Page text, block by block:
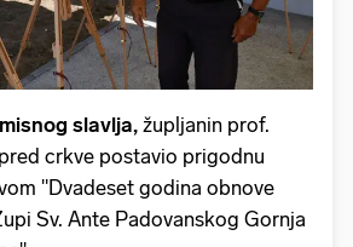
slavlja,župljanin prof.
crkve postavio prigodnu
"Dvadeset godina obnove
Sv. Ante Padovanskog Gornja